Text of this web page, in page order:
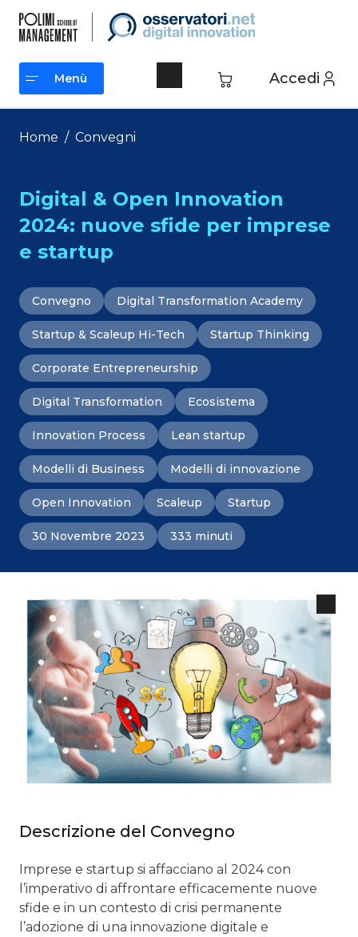
contenuto
Accedi
Menù
Menù
Home / Convegni
Digital & Open Innovation
2024: nuove sfide per imprese
e startup
Convegno Digital Transformation Academy
Startup & Scaleup Hi-Tech Startup Thinking
Corporate Entrepreneurship
Digital Transformation Ecosistema
Innovation Process Lean startup
Modelli di Business Modelli di innovazione
Open Innovation Scaleup Startup
30 Novembre 2023 333 minuti
Descrizione del Convegno
Imprese e startup si affacciano al 2024 con
l’imperativo di affrontare efficacemente nuove
sfide e in un contesto di crisi permanente
l’adozione di una innovazione digitale e